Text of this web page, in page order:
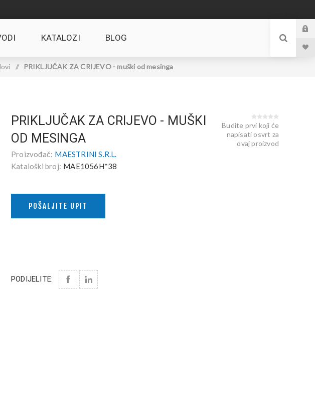
KATALOZI BLOG
/ PRIKLJUČAK ZA CRIJEVO - muški od mesinga
PRIKLJUČAK ZA CRIJEVO - MUŠKI
OD MESINGA
Proizvođač: MAESTRINI S.R.L.
Kataloški broj: MAE1056H*38
Budite prvi koji će
napisati osvrt za
ovaj proizvod
POŠALJITE UPIT
PODIJELITE: